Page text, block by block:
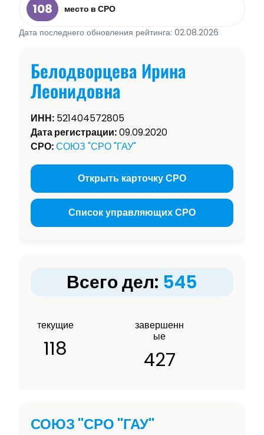
108
место в СРО
Дата последнего обновления рейтинга: 02.08.2026
Белодворцева Ирина
Леонидовна
ИНН: 521404572805
Дата регистрации:09.09.2020
СРО:СОЮЗ "СРО "ГАУ"
Открыть карточку СРО
Список управляющих СРО
Всего дел: 545
текущие
118
завершенн
ые
427
СОЮЗ "СРО "ГАУ"